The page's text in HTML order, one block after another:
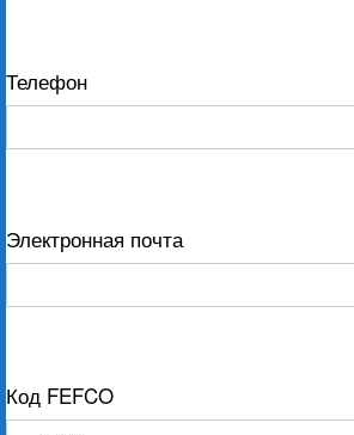
Телефон
Электронная почта
Код FEFCO